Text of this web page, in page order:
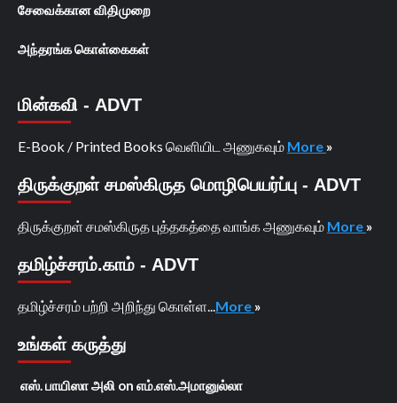
சேவைக்கான விதிமுறை
அந்தரங்க கொள்கைகள்
மின்கவி - ADVT
E-Book / Printed Books வெளியிட அணுகவும் More »
திருக்குறள் சமஸ்கிருத மொழிபெயர்ப்பு - ADVT
திருக்குறள் சமஸ்கிருத புத்தகத்தை வாங்க அணுகவும் More »
தமிழ்ச்சரம்.காம் - ADVT
தமிழ்ச்சரம் பற்றி அறிந்து கொள்ள... More »
உங்கள் கருத்து
எஸ். பாயிஸா அலி on எம்.எஸ்.அமானுல்லா